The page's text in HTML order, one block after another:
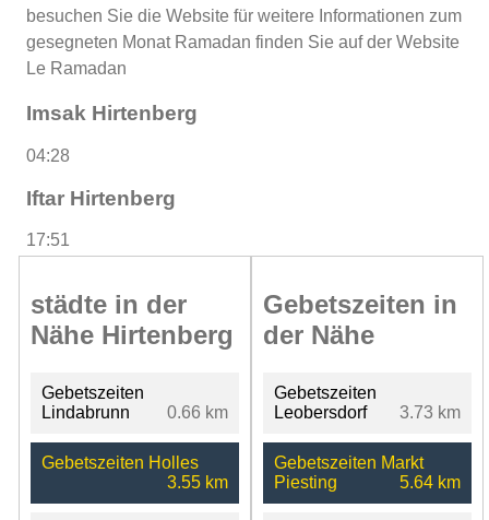
besuchen Sie die Website für weitere Informationen zum
gesegneten Monat Ramadan finden Sie auf der Website
Le Ramadan
Imsak Hirtenberg
04:28
Iftar Hirtenberg
17:51
städte in der
Nähe Hirtenberg
Gebetszeiten
Lindabrunn
0.66 km
Gebetszeiten Holles
3.55 km
Gebetszeiten in
der Nähe
Gebetszeiten
Leobersdorf
3.73 km
Gebetszeiten Markt
Piesting
5.64 km